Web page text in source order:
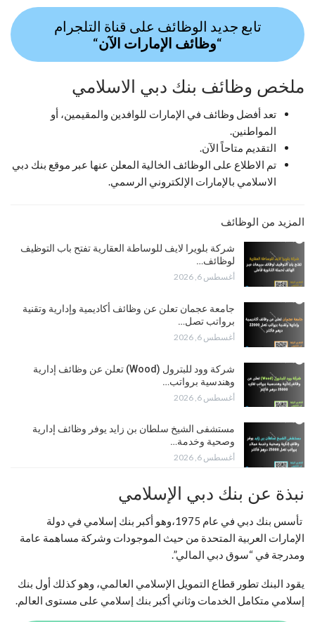
تابع جديد الوظائف على قناة التلجرام
“وظائف الإمارات الآن“
ملخص وظائف بنك دبي الاسلامي
تعد أفضل وظائف في الإمارات للوافدين والمقيمين، أو
المواطنين.
التقديم متاحاً الآن.
تم الاطلاع على الوظائف الخالية المعلن عنها عبر موقع بنك دبي
الاسلامي بالإمارات الإلكتروني الرسمي.
المزيد من الوظائف
شركة بلويرا لايف للوساطة العقارية تفتح باب التوظيف
لوظائف…
أغسطس 6, 2026
جامعة عجمان تعلن عن وظائف أكاديمية وإدارية وتقنية
برواتب تصل…
أغسطس 6, 2026
شركة وود للبترول (Wood) تعلن عن وظائف إدارية
وهندسية برواتب…
أغسطس 6, 2026
مستشفى الشيخ سلطان بن زايد يوفر وظائف إدارية
وصحية وخدمة…
أغسطس 6, 2026
نبذة عن بنك دبي الإسلامي
تأسس بنك دبي في عام 1975،وهو أكبر بنك إسلامي في دولة
الإمارات العربية المتحدة من حيث الموجودات وشركة مساهمة عامة
ومدرجة في “سوق دبي المالي”.
يقود البنك تطور قطاع التمويل الإسلامي العالمي، وهو كذلك أول بنك
إسلامي متكامل الخدمات وثاني أكبر بنك إسلامي على مستوى العالم.